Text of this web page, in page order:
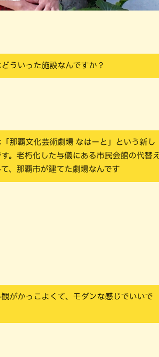
ういった施設なんですか？
那覇文化芸術劇場 なはーと」という新し
。老朽化した与儀にある市民会館の代替え
、那覇市が建てた劇場なんです
がかっこよくて、モダンな感じでいいで